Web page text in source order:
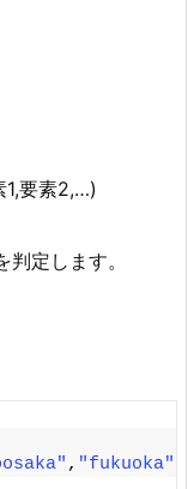
要素2,…)
定します。
, "fukuoka"